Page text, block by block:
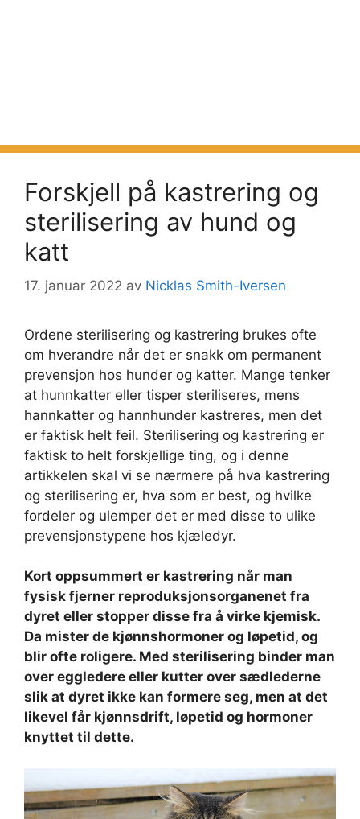
Forskjell på kastrering og
sterilisering av hund og
katt
17. januar 2022 av Nicklas Smith-Iversen
Ordene sterilisering og kastrering brukes ofte
om hverandre når det er snakk om permanent
prevensjon hos hunder og katter. Mange tenker
at hunnkatter eller tisper steriliseres, mens
hannkatter og hannhunder kastreres, men det
er faktisk helt feil. Sterilisering og kastrering er
faktisk to helt forskjellige ting, og i denne
artikkelen skal vi se nærmere på hva kastrering
og sterilisering er, hva som er best, og hvilke
fordeler og ulemper det er med disse to ulike
prevensjonstypene hos kjæledyr.
Kort oppsummert er kastrering når man
fysisk fjerner reproduksjonsorganenet fra
dyret eller stopper disse fra å virke kjemisk.
Da mister de kjønnshormoner og løpetid, og
blir ofte roligere. Med sterilisering binder man
over eggledere eller kutter over sædlederne
slik at dyret ikke kan formere seg, men at det
likevel får kjønnsdrift, løpetid og hormoner
knyttet til dette.